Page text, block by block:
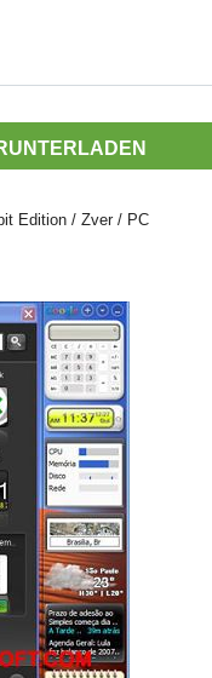
Edition / Zver / PC